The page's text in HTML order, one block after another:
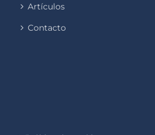
Artículos
Contacto